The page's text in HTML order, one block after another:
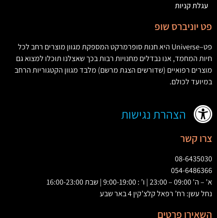
עגלת קניות
פט יוניברס שופ
פט–
Universe היא חנות סופרמרקט המספקת מגוון מוצרים רחב לכל
חיות המחמד,אנו נבדלים מחנויות רבות בכך שאצלנו תוכלו למצוא גם
מוצרים רפואיים (שדורשים הצגת מרשם) מלבד מגוון הקטגוריות הרחב
במיועד לכולם.
הצהרת נגישות
צרו קשר
08-6435030
054-6486366
א' – ה' 09:00 – 23:00 | ו’ : 9:00-19:00 | שבת 16:00-23:00
נחל עשן: רח’ רפאל קלצ’קין 4 באר שבע
השאירו פרטים